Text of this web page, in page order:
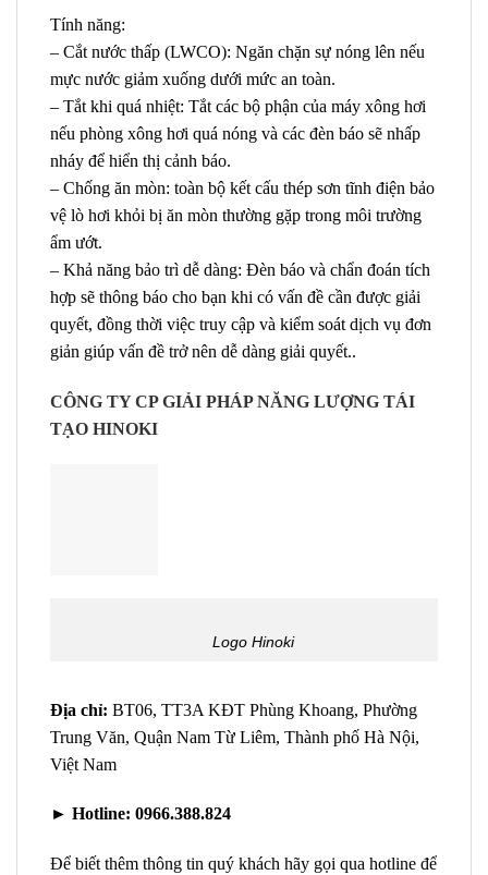
Tính năng:
– Cắt nước thấp (LWCO): Ngăn chặn sự nóng lên nếu
mực nước giảm xuống dưới mức an toàn.
– Tắt khi quá nhiệt: Tắt các bộ phận của máy xông hơi
nếu phòng xông hơi quá nóng và các đèn báo sẽ nhấp
nháy để hiển thị cảnh báo.
– Chống ăn mòn: toàn bộ kết cấu thép sơn tĩnh điện bảo
vệ lò hơi khỏi bị ăn mòn thường gặp trong môi trường
ẩm ướt.
– Khả năng bảo trì dễ dàng: Đèn báo và chẩn đoán tích
hợp sẽ thông báo cho bạn khi có vấn đề cần được giải
quyết, đồng thời việc truy cập và kiểm soát dịch vụ đơn
giản giúp vấn đề trở nên dễ dàng giải quyết..
CÔNG TY CP GIẢI PHÁP NĂNG LƯỢNG TÁI
TẠO HINOKI
Logo Hinoki
Địa chỉ: BT06, TT3A KĐT Phùng Khoang, Phường
Trung Văn, Quận Nam Từ Liêm, Thành phố Hà Nội,
Việt Nam
► Hotline: 0966.388.824
Để biết thêm thông tin quý khách hãy gọi qua hotline để